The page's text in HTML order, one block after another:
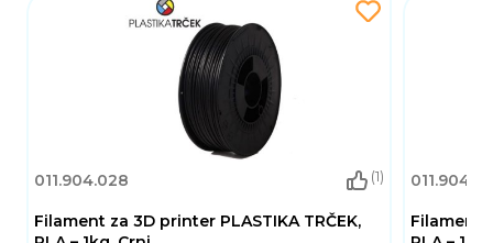
011.904.028 (1)
Filament za 3D printer PLASTIKA TRČEK,
Filament